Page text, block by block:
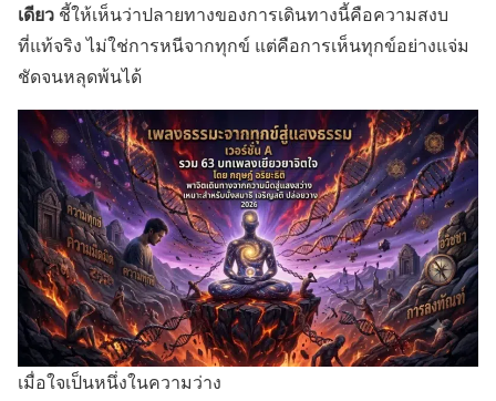
เดียว ชี้ให้เห็นว่าปลายทางของการเดินทางนี้คือความสงบ
ที่แท้จริง ไม่ใช่การหนีจากทุกข์ แต่คือการเห็นทุกข์อย่างแจ่ม
ชัดจนหลุดพ้นได้
เมื่อใจเป็นหนึ่งในความว่าง